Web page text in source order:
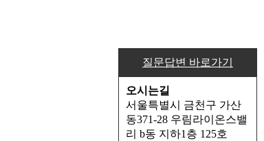
질문답변 바로가기
오시는길
서울특별시 금천구 가산
동371-28 우림라이온스밸
리 b동 지하1층 125호